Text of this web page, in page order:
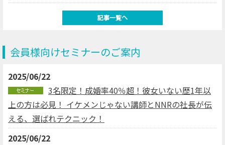
会員様向けセミナーのご案内
2025/06/22
3名限定！成婚率40％超！彼女いない歴1年以
上の方は必見！ イケメンじゃない講師とNNRの社長が伝
える、選ばれテクニック！
2025/06/22